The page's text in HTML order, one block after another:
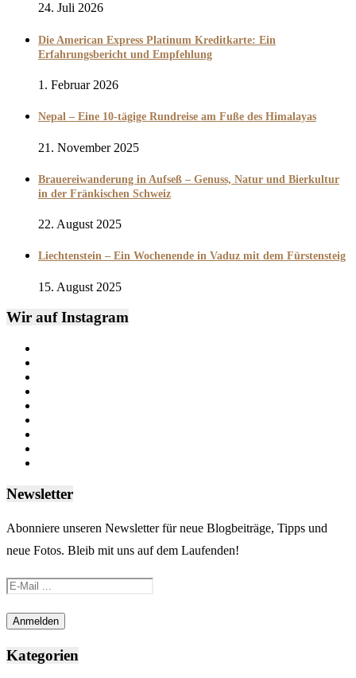
24. Juli 2026
Die American Express Platinum Kreditkarte: Ein
Erfahrungsbericht und Empfehlung
1. Februar 2026
Nepal – Eine 10-tägige Rundreise am Fuße des Himalayas
21. November 2025
Brauereiwanderung in Aufseß – Genuss, Natur und Bierkultur
in der Fränkischen Schweiz
22. August 2025
Liechtenstein – Ein Wochenende in Vaduz mit dem Fürstensteig
15. August 2025
Wir auf Instagram
Newsletter
Abonniere unseren Newsletter für neue Blogbeiträge, Tipps und
neue Fotos. Bleib mit uns auf dem Laufenden!
Kategorien